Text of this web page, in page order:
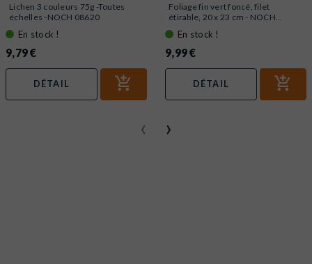
Lichen 3 couleurs 75g -Toutes
échelles -NOCH 08620
En stock !
9,79 €
DÉTAIL
Foliage fin vert foncé, filet
étirable, 20 x 23 cm - NOCH...
En stock !
9,99 €
DÉTAIL
‹ ›